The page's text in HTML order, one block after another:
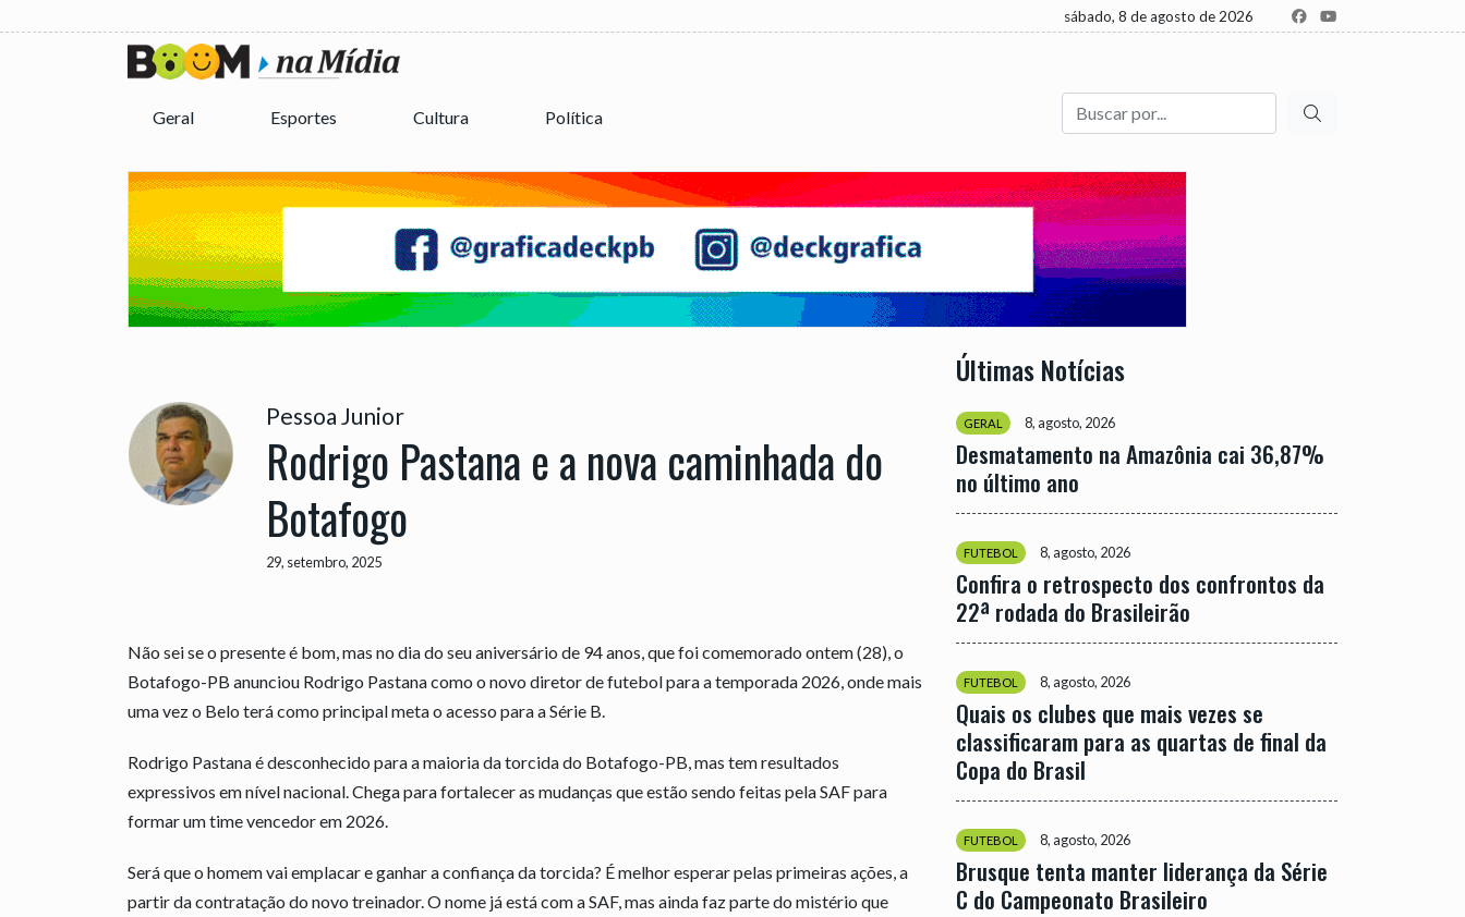
sábado, 8 de agosto de 2026
Geral Esportes Cultura Política
Buscar
Pessoa Junior
Rodrigo Pastana e a nova caminhada do
Botafogo
29, setembro, 2025
Não sei se o presente é bom, mas no dia do seu aniversário de 94 anos, que foi comemorado ontem (28), o
Botafogo-PB anunciou Rodrigo Pastana como o novo diretor de futebol para a temporada 2026, onde mais
uma vez o Belo terá como principal meta o acesso para a Série B.
Rodrigo Pastana é desconhecido para a maioria da torcida do Botafogo-PB, mas tem resultados
expressivos em nível nacional. Chega para fortalecer as mudanças que estão sendo feitas pela SAF para
formar um time vencedor em 2026.
Será que o homem vai emplacar e ganhar a confiança da torcida? É melhor esperar pelas primeiras ações, a
partir da contratação do novo treinador. O nome já está com a SAF, mas ainda faz parte do mistério que
Últimas Notícias
GERAL 8, agosto, 2026
Desmatamento na Amazônia cai 36,87%
no último ano
FUTEBOL 8, agosto, 2026
Confira o retrospecto dos confrontos da
22ª rodada do Brasileirão
FUTEBOL 8, agosto, 2026
Quais os clubes que mais vezes se
classificaram para as quartas de final da
Copa do Brasil
FUTEBOL 8, agosto, 2026
Brusque tenta manter liderança da Série
C do Campeonato Brasileiro